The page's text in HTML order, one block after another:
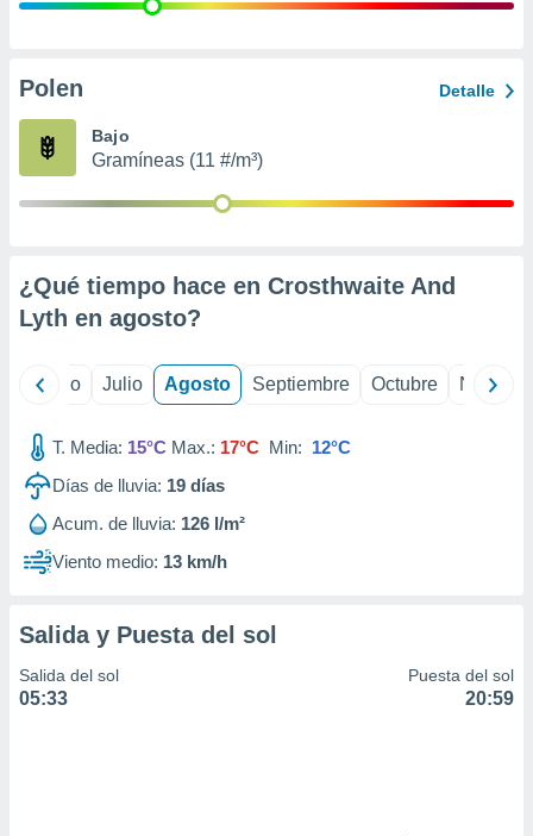
e
publicidad
Polen Detalle
Bajo
Gramíneas (11 #/m³)
¿Qué tiempo hace en Crosthwaite And
Lyth en agosto?
Junio Julio Agosto Septiembre Octubre
T. Media: 15°C Max.: 17°C Min: 12°C
Días de lluvia: 19 días
Acum. de lluvia: 126 l/m²
Viento medio: 13 km/h
Salida y Puesta del sol
Salida del sol
05:33
Puesta del sol
20:59